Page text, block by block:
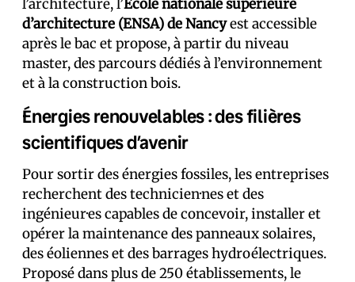
l’architecture, l’École nationale supérieure
d’architecture (ENSA) de Nancyest accessible
après le bac et propose, à partir du niveau
master, des parcours dédiés à l’environnement
et à la construction bois.
Énergies renouvelables : des filières
scientifiques d’avenir
Pour sortir des énergies fossiles, les entreprises
recherchent des technicien·nes et des
ingénieur·es capables de concevoir, installer et
opérer la maintenance des panneaux solaires,
des éoliennes et des barrages hydroélectriques.
Proposé dans plus de 250 établissements, le